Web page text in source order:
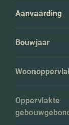
Aanvaarding
Bouwjaar
Oppervlakte